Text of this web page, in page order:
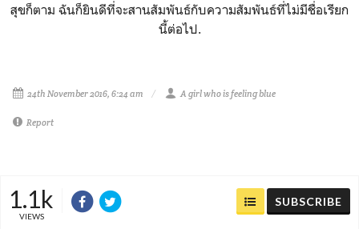
สุขก็ตาม ฉันก็ยินดีที่จะสานสัมพันธ์กับความสัมพันธ์ที่ไม่มีชื่อเรียก
นี้ต่อไป.
24th November 2016, 6:24 am A girl who is feeling blue
Report
1.1k
VIEWS
SUBSCRIBE